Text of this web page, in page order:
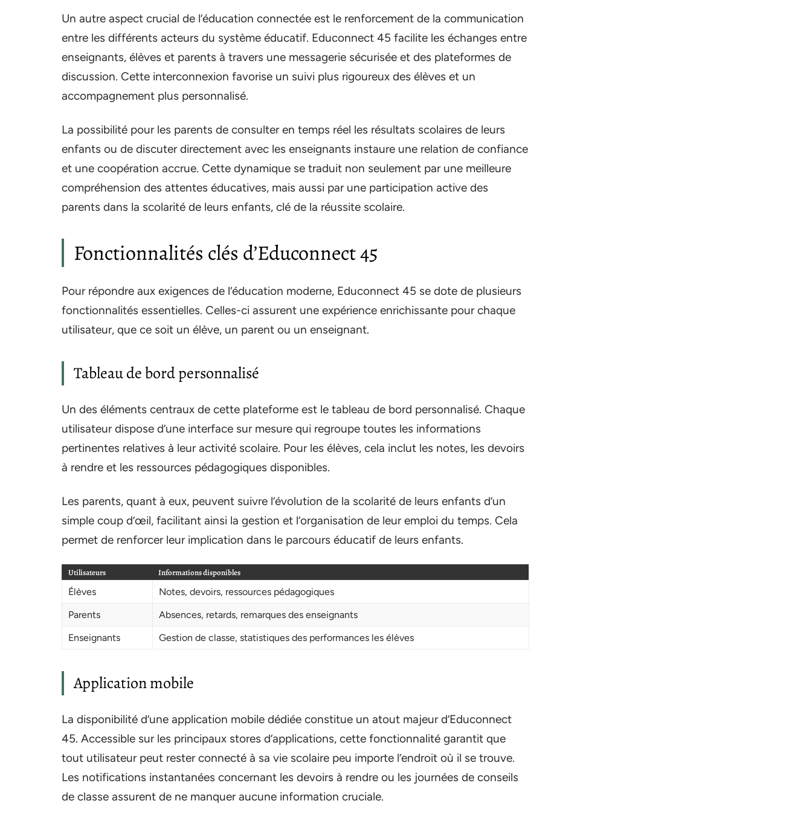
Un autre aspect crucial de l’éducation connectée est le renforcement de la communication
entre les différents acteurs du système éducatif. Educonnect 45 facilite les échanges entre
enseignants, élèves et parents à travers une messagerie sécurisée et des plateformes de
discussion. Cette interconnexion favorise un suivi plus rigoureux des élèves et un
accompagnement plus personnalisé.
La possibilité pour les parents de consulter en temps réel les résultats scolaires de leurs
enfants ou de discuter directement avec les enseignants instaure une relation de confiance
et une coopération accrue. Cette dynamique se traduit non seulement par une meilleure
compréhension des attentes éducatives, mais aussi par une participation active des
parents dans la scolarité de leurs enfants, clé de la réussite scolaire.
Fonctionnalités clés d’Educonnect 45
Pour répondre aux exigences de l’éducation moderne, Educonnect 45 se dote de plusieurs
fonctionnalités essentielles. Celles-ci assurent une expérience enrichissante pour chaque
utilisateur, que ce soit un élève, un parent ou un enseignant.
Tableau de bord personnalisé
Un des éléments centraux de cette plateforme est le tableau de bord personnalisé. Chaque
utilisateur dispose d’une interface sur mesure qui regroupe toutes les informations
pertinentes relatives à leur activité scolaire. Pour les élèves, cela inclut les notes, les devoirs
à rendre et les ressources pédagogiques disponibles.
Les parents, quant à eux, peuvent suivre l’évolution de la scolarité de leurs enfants d’un
simple coup d’œil, facilitant ainsi la gestion et l’organisation de leur emploi du temps. Cela
permet de renforcer leur implication dans le parcours éducatif de leurs enfants.
Utilisateurs Informations disponibles
Élèves
Notes, devoirs, ressources pédagogiques
Parents
Absences, retards, remarques des enseignants
Enseignants
Gestion de classe, statistiques des performances les élèves
Application mobile
La disponibilité d’une application mobile dédiée constitue un atout majeur d’Educonnect
45. Accessible sur les principaux stores d’applications, cette fonctionnalité garantit que
tout utilisateur peut rester connecté à sa vie scolaire peu importe l’endroit où il se trouve.
Les notifications instantanées concernant les devoirs à rendre ou les journées de conseils
de classe assurent de ne manquer aucune information cruciale.